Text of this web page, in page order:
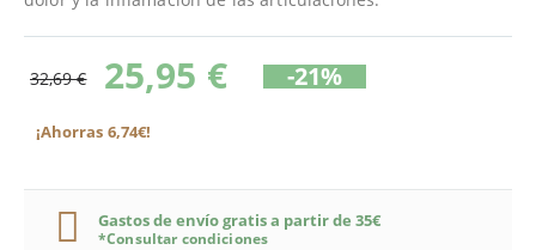
32,69 € 25,95 € -21%
¡Ahorras 6,74€!
Gastos de envío gratis a partir de 35€
*Consultar condiciones